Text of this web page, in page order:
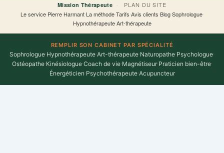
Mission Thérapeute ·
PLAN DU SITE
Le service·Pierre Harmant·La méthode·Tarifs·Avis clients·Blog·Sophrologue·
Hypnothérapeute·Art-thérapeute
REMPLIR SON CABINET PAR SPÉCIALITÉ
Sophrologue·Hypnothérapeute·Art-thérapeute·Naturopathe·Psychologue·
Ostéopathe·Kinésiologue·Coach de vie·Magnétiseur·Praticien bien-être·
Énergéticien·Psychothérapeute·Acupuncteur